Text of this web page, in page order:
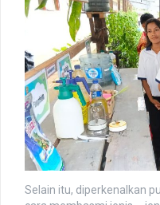
Selain itu, diperkenalkan
ambon.sch.id/un2019
May 14, 2019 - 9:35 am
Akhirnya sy lulus. Puji Tuhan
Guest_255
January 26, 2020 - 4:54 pm
</script
Ahmad
January 26, 2020 - 4:55 pm
Woykontol
Ahmad